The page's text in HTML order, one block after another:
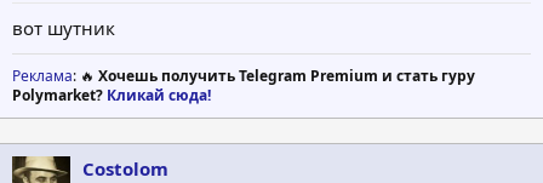
вот шутник
Реклама: 🔥 Хочешь получить Telegram Premium и стать гуру
Polymarket? Кликай сюда!
Costolom